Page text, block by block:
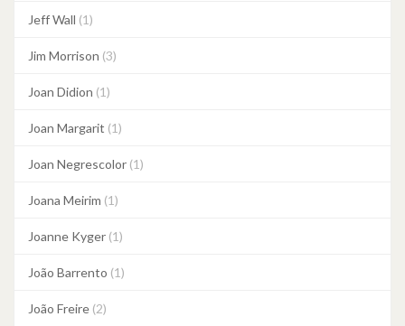
Jeff Wall (1)
Jim Morrison (3)
Joan Didion (1)
Joan Margarit (1)
Joan Negrescolor (1)
Joana Meirim (1)
Joanne Kyger (1)
João Barrento (1)
João Freire (2)